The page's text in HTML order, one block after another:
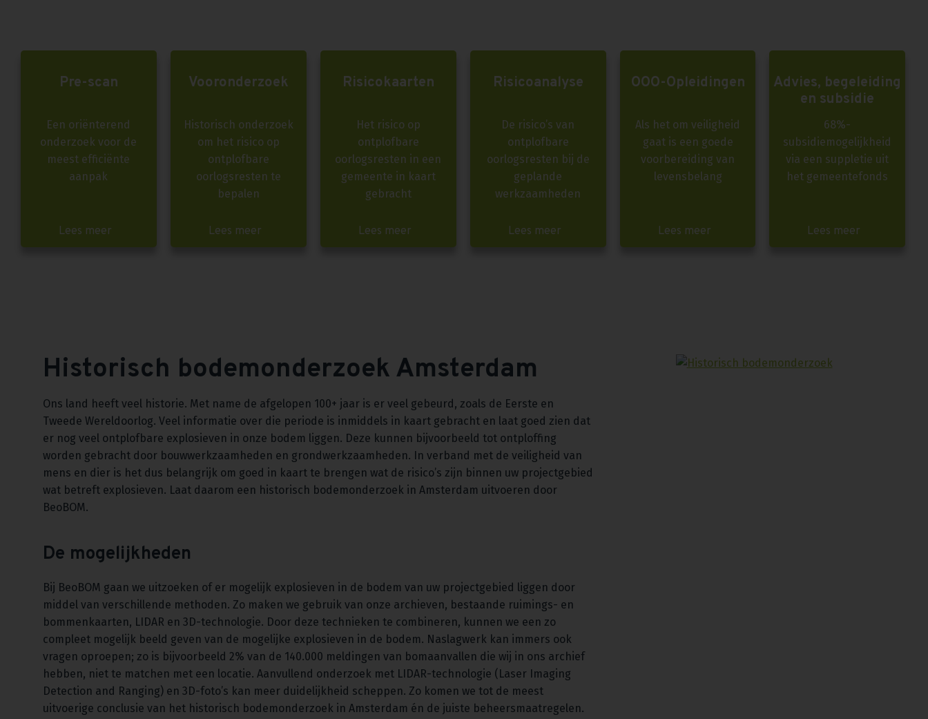
Pre-scan
Een oriënterend
onderzoek voor de
meest efficiënte
aanpak
Lees meer
Vooronderzoek
Historisch onderzoek
om het risico op
ontplofbare
oorlogsresten te
bepalen
Lees meer
Risicokaarten
Het risico op
ontplofbare
oorlogsresten in een
gemeente in kaart
gebracht
Lees meer
Risicoanalyse
De risico’s van
ontplofbare
oorlogsresten bij de
geplande
werkzaamheden
Lees meer
OOO-Opleidingen
Als het om veiligheid
gaat is een goede
voorbereiding van
levensbelang
Lees meer
Advies, begeleiding
en subsidie
68%-
subsidiemogelijkheid
via een suppletie uit
het gemeentefonds
Lees meer
Historisch bodemonderzoek Amsterdam
Ons land heeft veel historie. Met name de afgelopen 100+ jaar is er veel gebeurd, zoals de Eerste en
Tweede Wereldoorlog. Veel informatie over die periode is inmiddels in kaart gebracht en laat goed zien dat
er nog veel ontplofbare explosieven in onze bodem liggen. Deze kunnen bijvoorbeeld tot ontploffing
worden gebracht door bouwwerkzaamheden en grondwerkzaamheden. In verband met de veiligheid van
mens en dier is het dus belangrijk om goed in kaart te brengen wat de risico’s zijn binnen uw projectgebied
wat betreft explosieven. Laat daarom een historisch bodemonderzoek in Amsterdam uitvoeren door
BeoBOM.
De mogelijkheden
Bij BeoBOM gaan we uitzoeken of er mogelijk explosieven in de bodem van uw projectgebied liggen door
middel van verschillende methoden. Zo maken we gebruik van onze archieven, bestaande ruimings- en
bommenkaarten, LIDAR en 3D-technologie. Door deze technieken te combineren, kunnen we een zo
compleet mogelijk beeld geven van de mogelijke explosieven in de bodem. Naslagwerk kan immers ook
vragen oproepen; zo is bijvoorbeeld 2% van de 140.000 meldingen van bomaanvallen die wij in ons archief
hebben, niet te matchen met een locatie. Aanvullend onderzoek met LIDAR-technologie (Laser Imaging
Detection and Ranging) en 3D-foto’s kan meer duidelijkheid scheppen. Zo komen we tot de meest
uitvoerige conclusie van het historisch bodemonderzoek in Amsterdam én de juiste beheersmaatregelen.